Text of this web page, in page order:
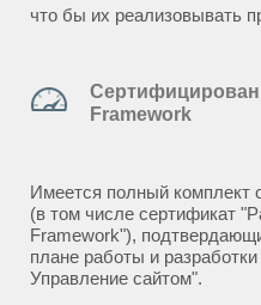
что бы их реализовывать
Framework
Имеется полный комплект
(в том числе сертификат
Framework"),
плане работы и
Управление сайтом".